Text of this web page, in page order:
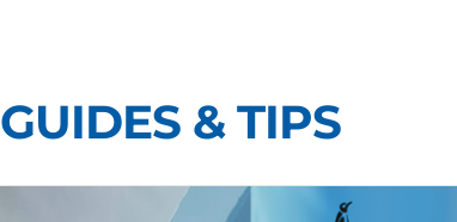
GUIDES & TIPS